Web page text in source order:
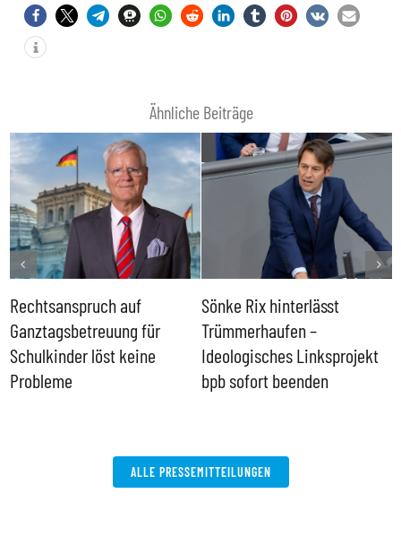
Ähnliche Beiträge
Rechtsanspruch auf
Ganztagsbetreuung für
Schulkinder löst keine
Probleme
Sönke Rix hinterlässt
Trümmerhaufen –
Ideologisches Linksprojekt
bpb sofort beenden
ALLE PRESSEMITTEILUNGEN